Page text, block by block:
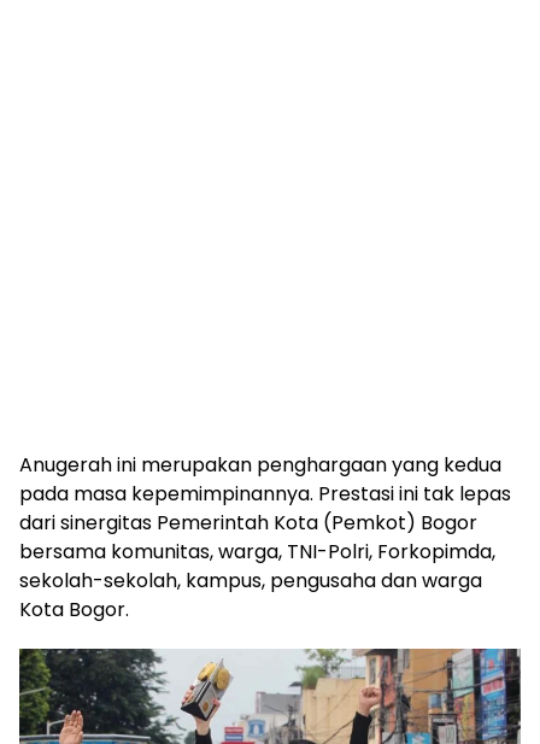
Anugerah ini merupakan penghargaan yang kedua
pada masa kepemimpinannya. Prestasi ini tak lepas
dari sinergitas Pemerintah Kota (Pemkot) Bogor
bersama komunitas, warga, TNI-Polri, Forkopimda,
sekolah-sekolah, kampus, pengusaha dan warga
Kota Bogor.